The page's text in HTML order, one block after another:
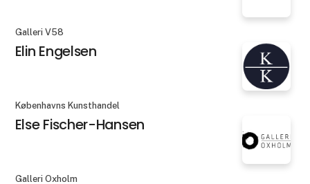
Galleri V58
Elin Engelsen
Københavns Kunsthandel
Else Fischer-Hansen
Galleri Oxholm